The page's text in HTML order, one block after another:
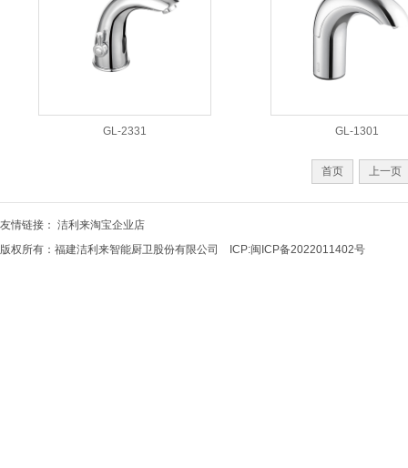
GL-2331 GL-1301
首页 上一页
友情链接： 洁利来淘宝企业店
版权所有：福建洁利来智能厨卫股份有限公司 ICP:闽ICP备2022011402号